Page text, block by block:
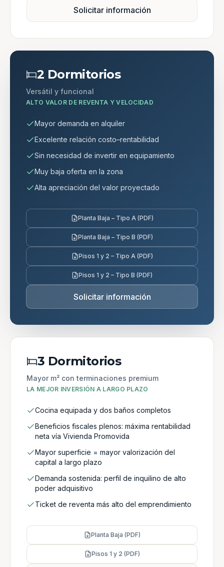
Solicitar información
2 Dormitorios
Versátil y funcional
ALTO VALOR DE REVENTA Y VELOCIDAD
Mayor demanda en alquiler
Excelente relación costo–rentabilidad
Sin necesidad de invertir en equipamiento
Muy baja oferta en la zona
Alta apreciación del valor proyectado
Planta Baja – Tipo A (PDF)
Planta Baja – Tipo B (PDF)
Pisos 1 y 2 – Tipo A (PDF)
Pisos 1 y 2 – Tipo B (PDF)
Solicitar información
3 Dormitorios
Mayor m² con terminaciones premium
LA MEJOR INVERSIÓN A LARGO PLAZO
Cocina equipada y dos baños completos
Beneficios fiscales plenos: máxima rentabilidad
neta vía Vivienda Promovida
Mayor superficie = mayor valorización del
capital a largo plazo
Demanda sostenida: perfil de inquilino de alto
poder adquisitivo
Ticket de reventa más alto del emprendimiento
Planta Baja (PDF)
Pisos 1 y 2 (PDF)